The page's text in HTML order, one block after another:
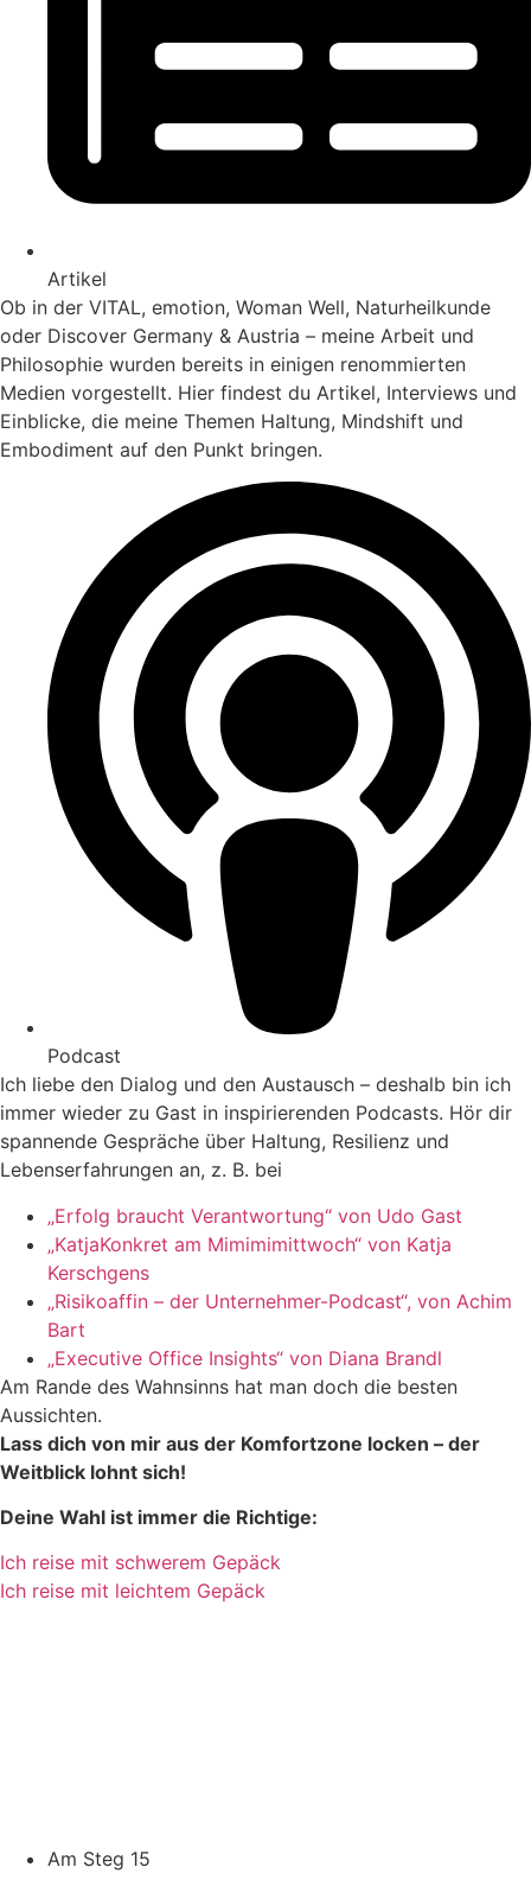
Artikel
Ob in der VITAL, emotion, Woman Well, Naturheilkunde
oder Discover Germany & Austria – meine Arbeit und
Philosophie wurden bereits in einigen renommierten
Medien vorgestellt. Hier findest du Artikel, Interviews und
Einblicke, die meine Themen Haltung, Mindshift und
Embodiment auf den Punkt bringen.
Podcast
Ich liebe den Dialog und den Austausch – deshalb bin ich
immer wieder zu Gast in inspirierenden Podcasts. Hör dir
spannende Gespräche über Haltung, Resilienz und
Lebenserfahrungen an, z. B. bei
„Erfolg braucht Verantwortung“ von Udo Gast
„KatjaKonkret am Mimimimittwoch“ von Katja
Kerschgens
„Risikoaffin – der Unternehmer-Podcast“, von Achim
Bart
„Executive Office Insights“ von Diana Brandl
Am Rande des Wahnsinns hat man doch die besten
Aussichten.
Lass dich von mir aus der Komfortzone locken – der
Weitblick lohnt sich!
Deine Wahl ist immer die Richtige:
Ich reise mit schwerem Gepäck
Ich reise mit leichtem Gepäck
Am Steg 15